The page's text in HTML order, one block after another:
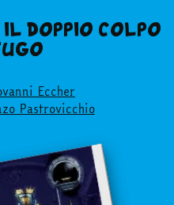
DOPPIO COLPO
Eccher
Pastrovicchio